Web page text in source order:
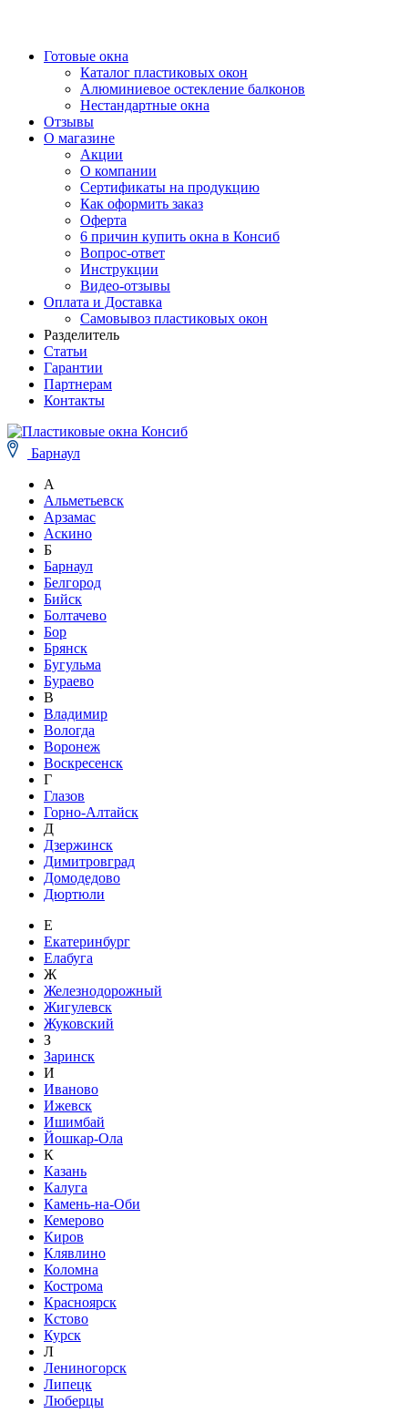
Готовые окна
Каталог пластиковых окон
Алюминиевое остекление балконов
Нестандартные окна
Отзывы
О магазине
Акции
О компании
Сертификаты на продукцию
Как оформить заказ
Оферта
6 причин купить окна в Консиб
Вопрос-ответ
Инструкции
Видео-отзывы
Оплата и Доставка
Самовывоз пластиковых окон
Разделитель
Статьи
Гарантии
Партнерам
Контакты
Барнаул
А
Альметьевск
Арзамас
Аскино
Б
Барнаул
Белгород
Бийск
Болтачево
Бор
Брянск
Бугульма
Бураево
В
Владимир
Вологда
Воронеж
Воскресенск
Г
Глазов
Горно-Алтайск
Д
Дзержинск
Димитровград
Домодедово
Дюртюли
Е
Екатеринбург
Елабуга
Ж
Железнодорожный
Жигулевск
Жуковский
З
Заринск
И
Иваново
Ижевск
Ишимбай
Йошкар-Ола
К
Казань
Калуга
Камень-на-Оби
Кемерово
Киров
Клявлино
Коломна
Кострома
Красноярск
Кстово
Курск
Л
Лениногорск
Липецк
Люберцы